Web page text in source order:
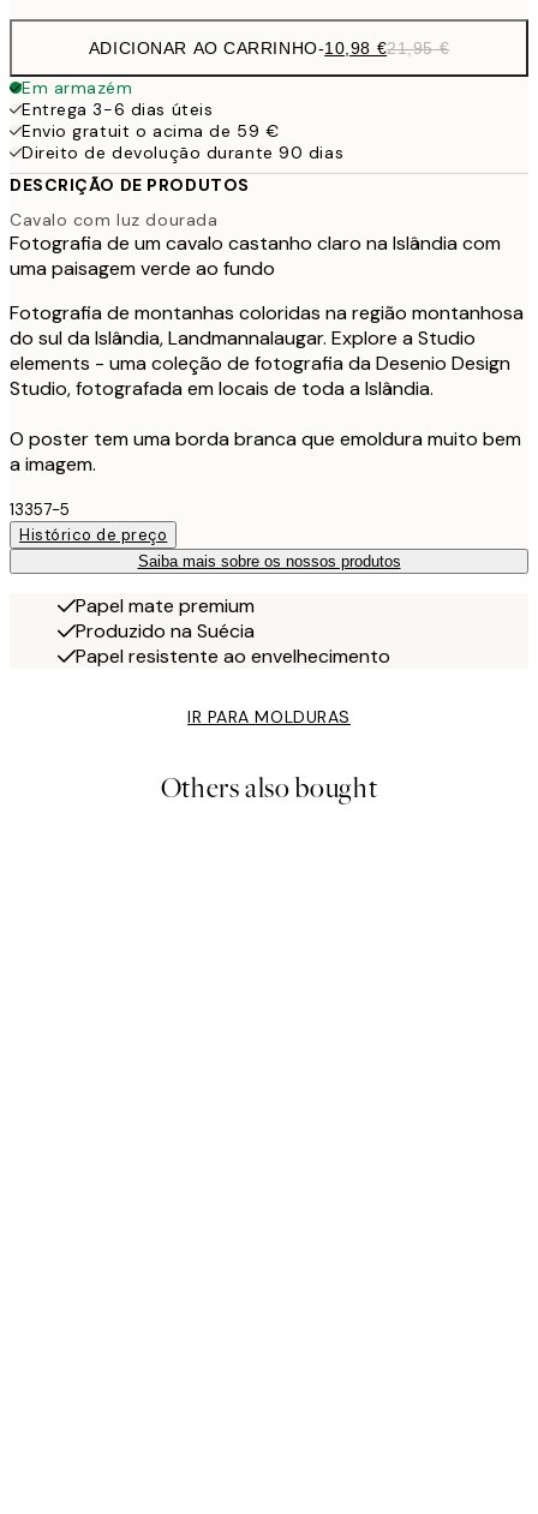
ADICIONAR AO CARRINHO-10,98 €21,95 €
Em armazém
Entrega 3-6 dias úteis
Envio gratuit o acima de 59 €
Direito de devolução durante 90 dias
DESCRIÇÃO DE PRODUTOS
Cavalo com luz dourada
Fotografia de um cavalo castanho claro na Islândia com
uma paisagem verde ao fundo
Fotografia de montanhas coloridas na região montanhosa
do sul da Islândia, Landmannalaugar. Explore a Studio
elements - uma coleção de fotografia da Desenio Design
Studio, fotografada em locais de toda a Islândia.
O poster tem uma borda branca que emoldura muito bem
a imagem.
13357-5
Histórico de preço
Saiba mais sobre os nossos produtos
Papel mate premium
Produzido na Suécia
Papel resistente ao envelhecimento
IR PARA MOLDURAS
Others also bought